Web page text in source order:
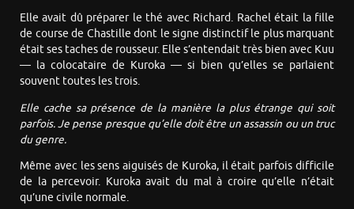
Elle avait dû préparer le thé avec Richard. Rachel était la fille
de course de Chastille dont le signe distinctif le plus marquant
était ses taches de rousseur. Elle s’entendait très bien avec Kuu
— la colocataire de Kuroka — si bien qu’elles se parlaient
souvent toutes les trois.
Elle cache sa présence de la manière la plus étrange qui soit
parfois. Je pense presque qu’elle doit être un assassin ou un truc
du genre.
Même avec les sens aiguisés de Kuroka, il était parfois difficile
de la percevoir. Kuroka avait du mal à croire qu’elle n’était
qu’une civile normale.